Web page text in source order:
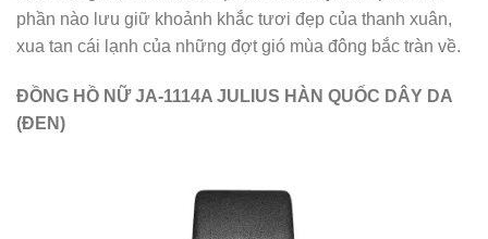
phần nào lưu giữ khoảnh khắc tươi đẹp của thanh xuân,
xua tan cái lạnh của những đợt gió mùa đông bắc tràn về.
ĐỒNG HỒ NỮ JA-1114A JULIUS HÀN QUỐC DÂY DA
(ĐEN)